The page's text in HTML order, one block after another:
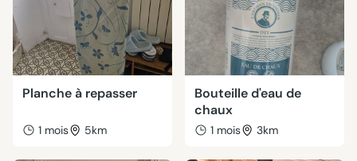
Planche à repasser
1 mois 5km
Bouteille d'eau de
chaux
1 mois 3km